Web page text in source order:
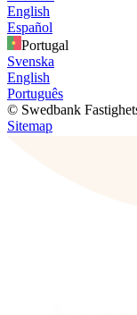
English
Español
Portugal
Svenska
English
Português
© Swedbank
Sitemap